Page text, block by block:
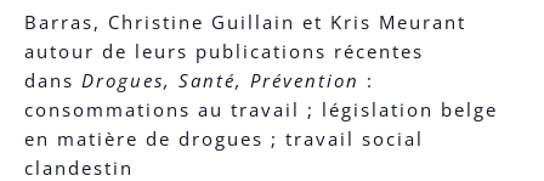
Barras, Christine Guillain et Kris Meurant
autour de leurs publications récentes
dans Drogues, Santé, Prévention :
consommations au travail ; législation belge
en matière de drogues ; travail social
clandestin